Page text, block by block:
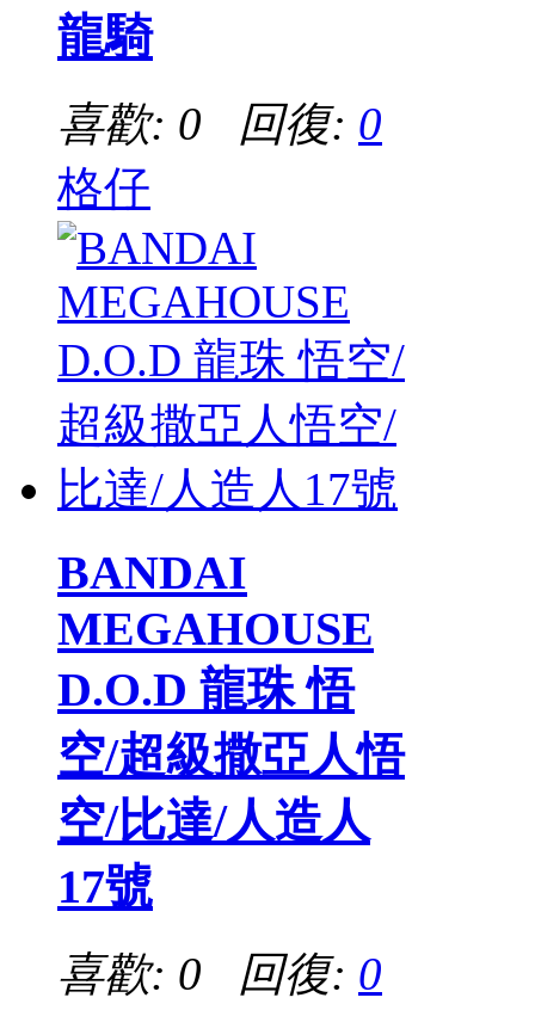
龍騎
喜歡: 0 回復: 0
格仔
BANDAI
MEGAHOUSE
D.O.D 龍珠 悟
空/超級撒亞人悟
空/比達/人造人
17號
喜歡: 0 回復: 0